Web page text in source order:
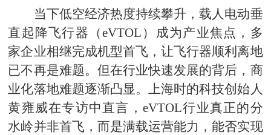
当下低空经济热度持续攀升，载人电动垂
直起降飞行器（eVTOL）成为产业焦点，多
家企业相继完成机型首飞，让飞行器顺利离地
已不再是难题。但在行业快速发展的背后，商
业化落地难题逐渐凸显。上海时的科技创始人
黄雍威在专访中直言，eVTOL行业真正的分
水岭并非首飞，而是满载运营能力，能否实现